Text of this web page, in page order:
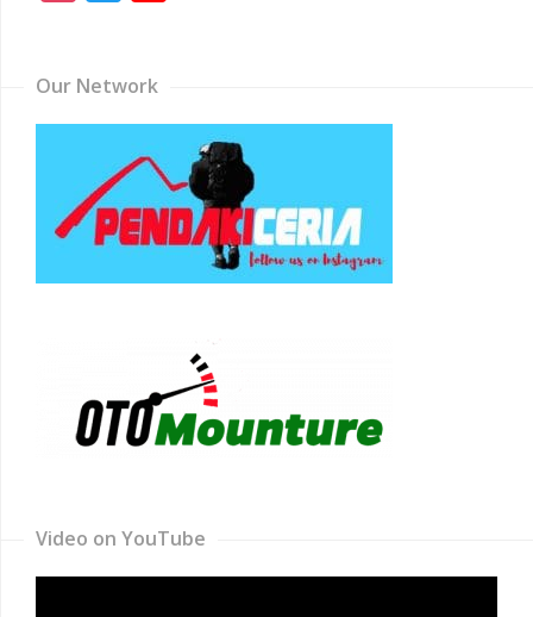
Our Network
Video on YouTube